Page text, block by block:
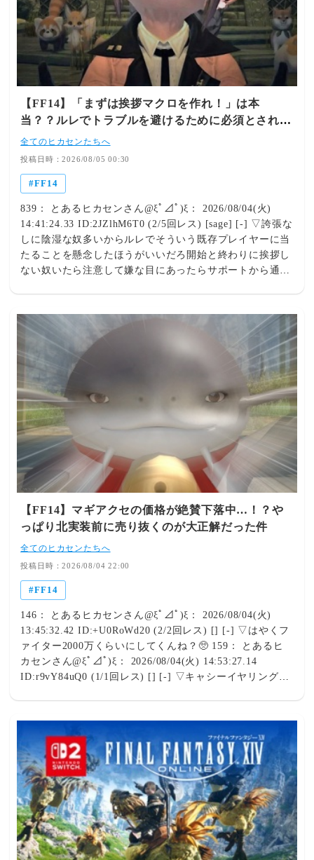
​【FF14】「まずは挨拶マクロを作れ！」は本
当？？ルレでトラブルを避けるために必須とされ
る“挨拶”で予想以上に荒れてしまう
全てのヒカセンたちへ
投稿日時：2026/08/05 00:30
FF14
839： とあるヒカセンさん@ξﾟ⊿ﾟ)ξ： 2026/08/04(火)
14:41:24.33 ID:2JZlhM6T0 (2/5回レス) [sage] [-] ▽誇張な
しに陰湿な奴多いからルレでそういう既存プレイヤーに当
たることを懸念したほうがいいだろ開始と終わりに挨拶し
ない奴いたら注意して嫌な目にあったらサポートから通報
たり普段から人選んで態度変えてるからゲームで挨拶が暗
黙の了解になってる感じも気持ち悪いっちゃ気持ち悪いけ
ど 840： とあるヒカセンさん@ξﾟ⊿ﾟ)ξ： 2026/08/04(火)
14:45:27.06 ID:NU0a/R5P0 (6/7回レス) [] [-] ▽はえ～よ
ろおつせんとアカンのか某モンスゲーから来たから挨拶な
んぞなかったな 842： とあるヒカセンさん@ξﾟ⊿ﾟ)ξ：
2026/08/04(火) 15:08:23.44 ID:0Oooj+yA0 (1/4回レス) []
[-] ▽挨拶なんかしないでいいぞ無言でOK他人に干渉する
と繊細◯◯に通報されるゲームだからMMOだけど他人と
コミュとらないほうがいいそういうゲームだ 845： とある
ヒカセンさん@ξﾟ⊿ﾟ)ξ： 2026/08/04(火) 15:22:15.93
ID:0Oooj+yA0 (2/4回レス) [] [-] ▽100000人中99999人が
挨拶してようが、しないのもその人のプレイスタイルだか
らそれをしろ！って押し付けたりするのは処罰される建前
のゲームだから自由にやっていいよ 846： とあるヒカセン
さん@ξﾟ⊿ﾟ)ξ： 2026/08/04(火) 15:23:24.70
ID:0Oooj+yA0 (3/4回レス) [] [-] ▽ああ、でも将来コンテ
ンツに行くときにPT募集に参加するときだけはあいさつし
たほうがいいよしないと普通にキックされるからそこだけ
我慢してマクロおしましょう 847： とあるヒカセンさん
@ξﾟ⊿ﾟ)ξ： 2026/08/04(火) 15:26:47.68 ID:2JZlhM6T0
(4/5回レス) [sage] [-] ▽ゲームだけどこういう部分はリア
ルと一緒だよおまえが社会不適合者で挨拶しないのはおま
えの勝手だけど14の中でもう最初期から挨拶が定着しちゃ
るんだよリアルでも法律で挨拶必須じゃないが職場で挨拶
かせるからおまえは社会不適合なんだよ 849： とあるヒカ
センさん@ξﾟ⊿ﾟ)ξ： 2026/08/04(火) 15:29:10.32
ID:lKWI8bAi0 (1/1回レス) [] [-] ▽👮‍♂挨拶警察だ！ちょっ
と署までご同行を！ 850： とあるヒカセンさん@ξﾟ
⊿ﾟ)ξ： 2026/08/04(火) 15:29:59.87 ID:NU0a/R5P0 (7/7回
レス) [] [-] ▽わかったわかったじゃぁ折衷案としよう…
挨拶が来たらするよｗほんで募集乗るならする、と 851：
とあるヒカセンさん@ξﾟ⊿ﾟ)ξ： 2026/08/04(火)
15:31:07.95 ID:2JZlhM6T0 (5/5回レス) [sage] [-] ▽レッテ
【FF14】マギアクセの価格が絶賛下落中…！？や
っぱり北実装前に売り抜くのが大正解だった件
全てのヒカセンたちへ
投稿日時：2026/08/04 22:00
FF14
146： とあるヒカセンさん@ξﾟ⊿ﾟ)ξ： 2026/08/04(火)
13:45:32.42 ID:+U0RoWd20 (2/2回レス) [] [-] ▽はやくフ
ァイター2000万くらいにしてくんね？🥺 159： とあるヒ
カセンさん@ξﾟ⊿ﾟ)ξ： 2026/08/04(火) 14:53:27.14
ID:r9vY84uQ0 (1/1回レス) [] [-] ▽キャシーイヤリング
[-] ▽ファイターアクセももう30Mくらいじゃん北くる前
にアクセ売り抜けといて正解だったわにしても値下がる程
そんな出土してるん？それとも装備するほどの価値無くな
った？ 161： とあるヒカセンさん@ξﾟ⊿ﾟ)ξ：
2026/08/04(火) 15:00:48.88 ID:X2sB8dmH0 (1/1回レス) []
[-] ▽南でアクセ実装した時は過疎ってたからな今は箱開
ける人いっぱいいるけど 163： とあるヒカセンさん@ξﾟ
⊿ﾟ)ξ： 2026/08/04(火) 15:02:11.89 ID:j7aEEQEQ0 (4/4回
レス) [] [-] ▽そもそもCEからドロップするからやる人が